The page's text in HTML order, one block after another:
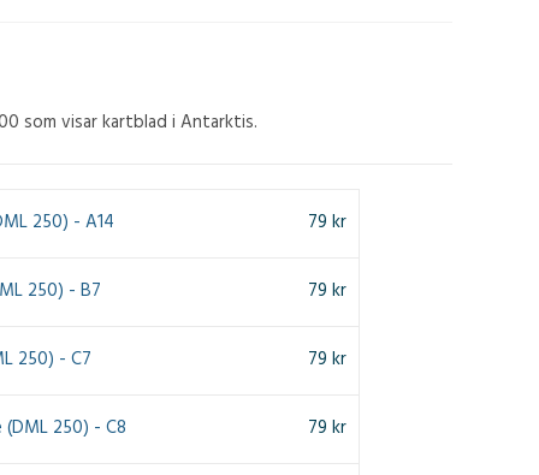
som visar kartblad i Antarktis.
250) - A14 79 kr
250) - B7 79 kr
250) - C7 79 kr
(DML 250) - C8 79 kr